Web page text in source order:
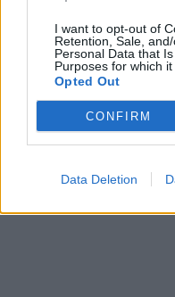
I want to opt-out of
Retention, Sale,
Personal Data that
Purposes for which it
Opted Out
CONFIRM
Data Deletion